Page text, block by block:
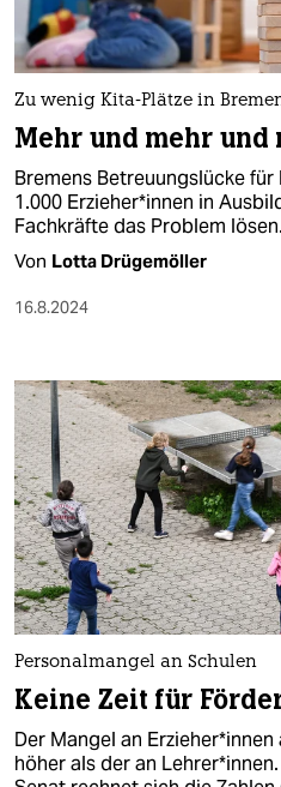
Zu wenig Kita-Plätze in
Mehr und mehr und
Bremens Betreuungslücke
1.000 Er­zie­he­r*in­nen in
Fachkräfte das Problem lösen.
Von Lotta Drügemöller
16.8.2024
Personalmangel an Schulen
Keine Zeit für
Der Mangel an
höher als der an